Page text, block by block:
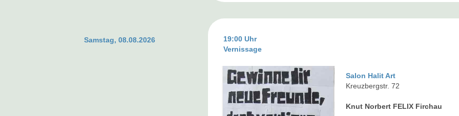
Samstag, 08.08.2026
19:00 Uhr
Vernissage
Salon Halit Art
Kreuzbergstr. 72
Knut Norbert FELIX Firchau